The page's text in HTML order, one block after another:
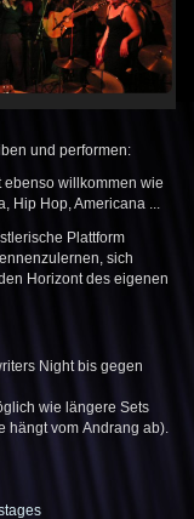
und performen:
ebenso willkommen wie
Hip Hop, Americana ...
Plattform
sich
Horizont des eigenen
Night bis gegen
wie längere Sets
hängt vom Andrang ab).